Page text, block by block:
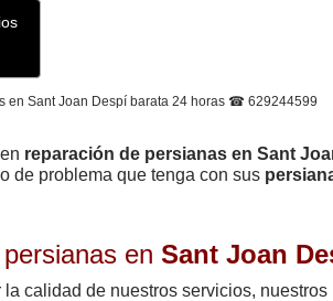
reparación de persianas en Sant
de problema que tenga con sus
en Sant Joan
la calidad de nuestros servicios,